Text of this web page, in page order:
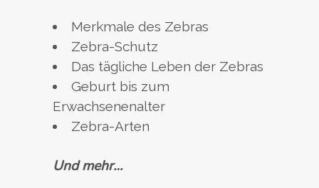
Merkmale des Zebras
Zebra-Schutz
Das tägliche Leben der Zebras
Geburt bis zum
Erwachsenenalter
Zebra-Arten
Und mehr…